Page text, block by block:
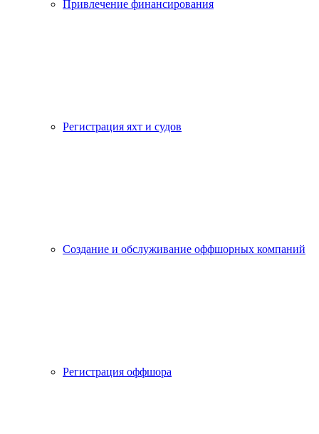
Привлечение финансирования
Регистрация яхт и судов
Создание и обслуживание оффшорных компаний
Регистрация оффшора